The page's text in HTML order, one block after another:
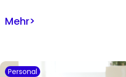
Mehr>
Personal